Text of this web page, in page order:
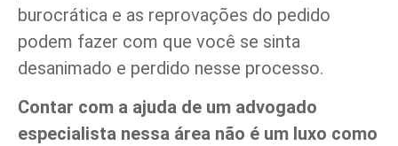
burocrática e as reprovações do pedido
podem fazer com que você se sinta
desanimado e perdido nesse processo.
Contar com a ajuda de um advogado
especialista nessa área não é um luxo como